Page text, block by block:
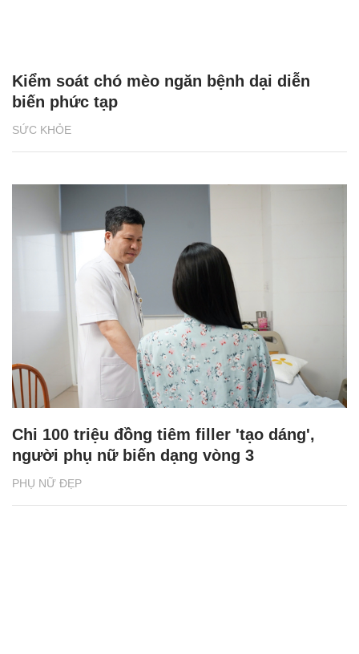
SỨC KHỎE
Kiểm soát chó mèo ngăn bệnh dại diễn
biến phức tạp
PHỤ NỮ ĐẸP
Chi 100 triệu đồng tiêm filler 'tạo dáng',
người phụ nữ biến dạng vòng 3